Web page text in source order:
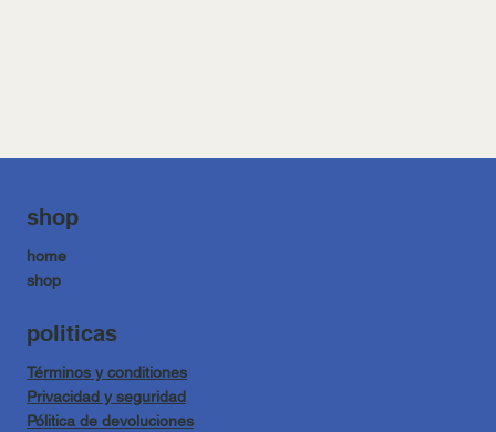
shop
home
shop
politicas
Términos y conditiones
Privacidad y seguridad
Pólitica de devoluciones